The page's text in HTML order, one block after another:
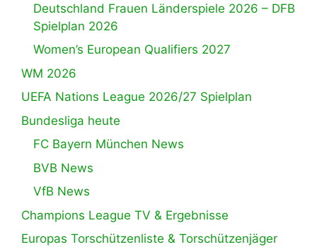
Deutschland Frauen Länderspiele 2026 – DFB
Spielplan 2026
Women’s European Qualifiers 2027
WM 2026
UEFA Nations League 2026/27 Spielplan
Bundesliga heute
FC Bayern München News
BVB News
VfB News
Champions League TV & Ergebnisse
Europas Torschützenliste & Torschützenjäger